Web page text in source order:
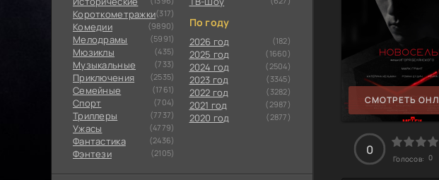
Короткометражки(317)
Комедии (9890)
Мелодрамы (5991)
Мюзиклы (435)
Музыкальные (733)
Приключения (2535)
Семейные (1761)
Cпорт (704)
Триллеры (7737)
Ужасы (4779)
Фантастика (2436)
Фэнтези (2105)
По году
2026 год (182)
2025 год (1660)
2024 год (2504)
2023 год (3345)
2022 год (3282)
2021 год (2987)
2020 год (2877)
СМОТРЕТЬ
0
Голосов: 0